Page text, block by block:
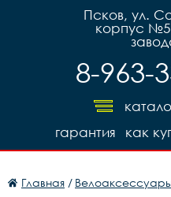
Псков, ул.
корпус №5
8-963-
как
гарантия
Главная /